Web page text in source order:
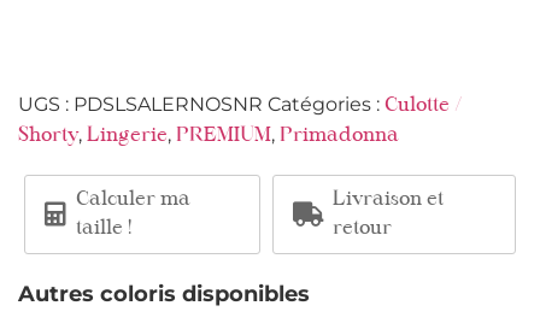
UGS : PDSLSALERNOSNR Catégories : Culotte /
Shorty, Lingerie, PREMIUM, Primadonna
Calculer ma
taille !
Livraison et
retour
Autres coloris disponibles